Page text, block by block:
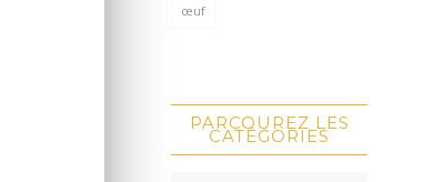
œuf
PARCOUREZ LES
CATÉGORIES